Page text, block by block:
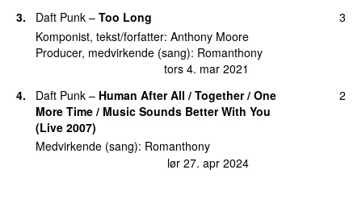
3. Daft Punk – Too Long
tors 4. mar 2021
3
Komponist, tekst/forfatter: Anthony Moore
Producer, medvirkende (sang): Romanthony
4. Daft Punk – Human After All / Together / One
More Time / Music Sounds Better With You
(Live 2007)
lør 27. apr 2024
2
Medvirkende (sang): Romanthony